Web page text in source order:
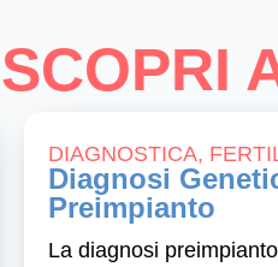
SCOPRI
DIAGNOSTICA,
Diagnosi
Preimpianto
La diagnosi